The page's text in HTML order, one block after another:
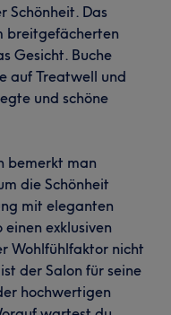
Schönheit. Das
breitgefächerten
Gesicht. Buche
auf Treatwell und
und schöne
bemerkt man
die Schönheit
mit eleganten
exklusiven
Wohlfühlfaktor nicht
der Salon für seine
hochwertigen